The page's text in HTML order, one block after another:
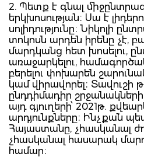
2. Պետք է գնալ
երկխոսության։ Սա է
սոլիդությունը։ Նիկոլի
տոկոսն արդեն իրենը չէ,
մարդկանց հետ խոսելու,
առաջարկելու,
բերելու փոխարեն
կամ վիրավորել։ Տավուշի
ընդդիմադիր
այդ գյուղերի՝ 2021թ.
արդյունքները։ Ինչքա´ն
Հայաստանը, չհասկանալ
չհասկանալ հասարակ
համար։